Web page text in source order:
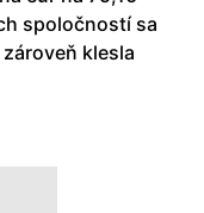
spoločností sa
klesla